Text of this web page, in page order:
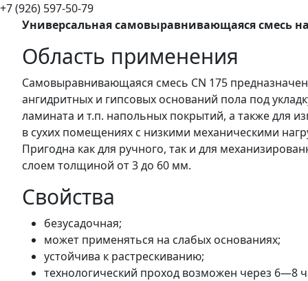
+7 (926) 597-50-79
Универсальная самовыравнивающаяся смесь
Область применения
Самовыравнивающаяся смесь CN 175
ангидритных и гипсовых оснований пола под
ламината и т.п. напольных покрытий, а также для
в сухих помещениях с низкими механическими
Пригодна как для ручного, так и для
слоем толщиной от 3 до 60 мм.
Свойства
безусадочная;
может применяться на слабых основаниях;
устойчива к растрескиванию;
технологический проход возможен через 6—8